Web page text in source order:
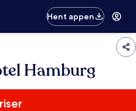
Hent appen
Hamburg